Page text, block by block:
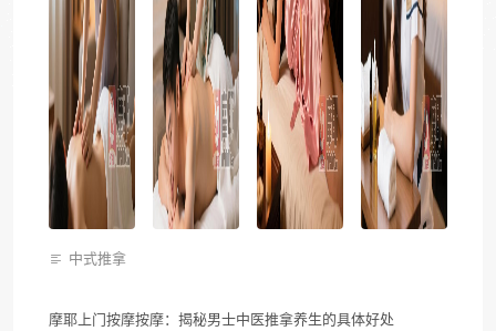
中式推拿
摩耶上门按摩按摩：揭秘男士中医推拿养生的具体好处